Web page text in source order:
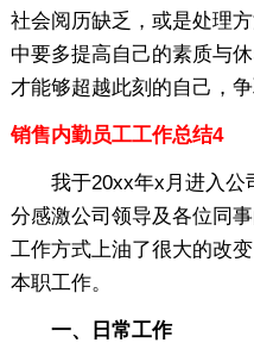
社会阅历缺乏，或是处理
中要多提高自己的素质与
才能够超越此刻的自己，
销售内勤员工工作总结4
我于20xx年x月进入公
分感激公司领导及各位同
工作方式上油了很大的改
本职工作。
一、日常工作